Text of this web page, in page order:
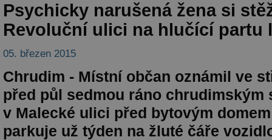
Psychicky narušená žena si
Revoluční ulici na hlučící partu
05. březen 2015
Chrudim - Místní občan oznámil ve
před půl sedmou ráno chrudimským
v Malecké ulici před bytovým
parkuje už týden na žluté čáře